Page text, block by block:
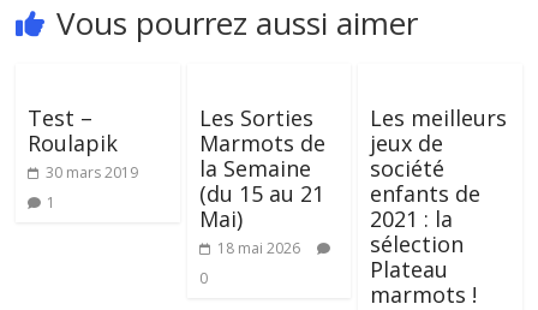
Vous pourrez aussi aimer
Test –
Roulapik
30 mars 2019
1
Les Sorties
Marmots de
la Semaine
(du 15 au 21
Mai)
18 mai 2026
0
Les meilleurs
jeux de
société
enfants de
2021 : la
sélection
Plateau
marmots !